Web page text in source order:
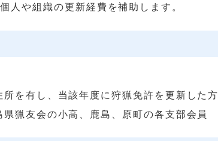
人や組織の更新経費を補助します。
所を有し、当該年度に狩猟免許を更新した方
県猟友会の小高、鹿島、原町の各支部会員